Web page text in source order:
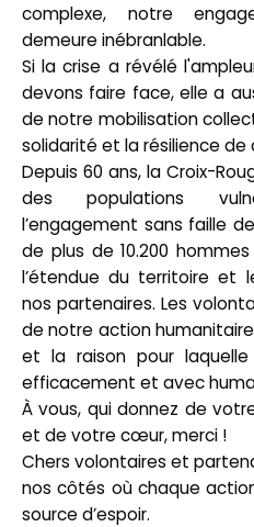
complexe, notre
demeure inébranlable.
Si la crise a révélé
devons faire face, elle a
de notre mobilisation
solidarité et la résilience de
Depuis 60 ans, la Croix-
des populations
l’engagement sans faille
de plus de 10.200
l’étendue du territoire et
nos partenaires. Les
de notre action
et la raison pour
efficacement et avec
À vous, qui donnez de
et de votre cœur, merci !
Chers volontaires et
nos côtés où chaque
source d’espoir.